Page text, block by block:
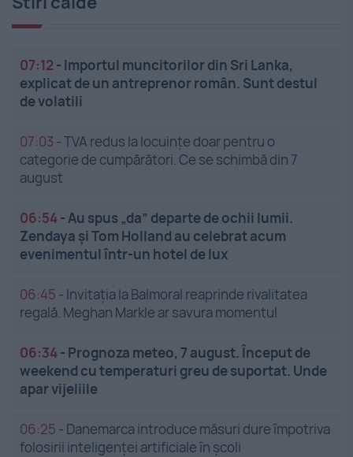
07:12 - Importul muncitorilor din Sri Lanka,
explicat de un antreprenor român. Sunt destul
de volatili
07:03 -TVA redus la locuințe doar pentru o
categorie de cumpărători. Ce se schimbă din 7
august
06:54-Au spus „da” departe de ochii lumii.
Zendaya și Tom Holland au celebrat acum
evenimentul într-un hotel de lux
06:45 - Invitația la Balmoral reaprinde rivalitatea
regală. Meghan Markle ar savura momentul
06:34- Prognoza meteo, 7 august. Început de
weekend cu temperaturi greu de suportat. Unde
apar vijeliile
06:25 - Danemarca introduce măsuri dure împotriva
folosirii inteligenței artificiale în școli